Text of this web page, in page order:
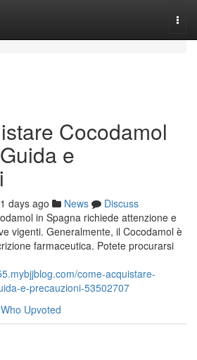
Cocodamol
e
days ago News
Discuss
in Spagna richiede attenzione e
vigenti. Generalmente, il Cocodamol è
farmaceutica. Potete procurarsi
come-acquistare-
e-precauzioni-53502707
Who Upvoted